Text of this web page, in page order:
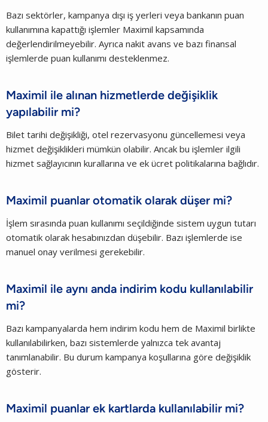
Bazı sektörler, kampanya dışı iş yerleri veya bankanın puan
kullanımına kapattığı işlemler Maximil kapsamında
değerlendirilmeyebilir. Ayrıca nakit avans ve bazı finansal
işlemlerde puan kullanımı desteklenmez.
Maximil ile alınan hizmetlerde değişiklik
yapılabilir mi?
Bilet tarihi değişikliği, otel rezervasyonu güncellemesi veya
hizmet değişiklikleri mümkün olabilir. Ancak bu işlemler ilgili
hizmet sağlayıcının kurallarına ve ek ücret politikalarına bağlıdır.
Maximil puanlar otomatik olarak düşer mi?
İşlem sırasında puan kullanımı seçildiğinde sistem uygun tutarı
otomatik olarak hesabınızdan düşebilir. Bazı işlemlerde ise
manuel onay verilmesi gerekebilir.
Maximil ile aynı anda indirim kodu kullanılabilir
mi?
Bazı kampanyalarda hem indirim kodu hem de Maximil birlikte
kullanılabilirken, bazı sistemlerde yalnızca tek avantaj
tanımlanabilir. Bu durum kampanya koşullarına göre değişiklik
gösterir.
Maximil puanlar ek kartlarda kullanılabilir mi?